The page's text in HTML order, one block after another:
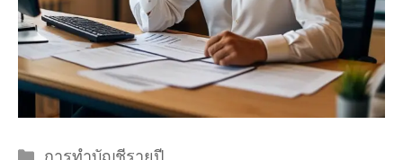
Categories
การทำบัญชีรายปี